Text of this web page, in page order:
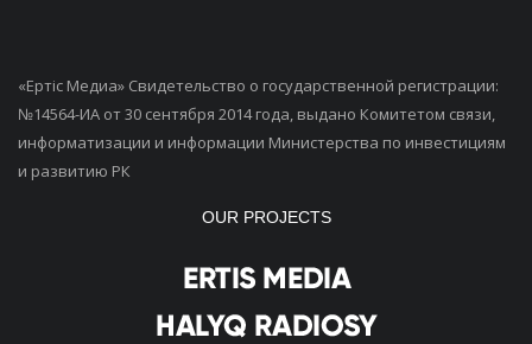
«Ертiс Медиа» Свидетельство о государственной регистрации:
№14564-ИА от 30 сентября 2014 года, выдано Комитетом связи,
информатизации и информации Министерства по инвестициям
и развитию РК
OUR PROJECTS